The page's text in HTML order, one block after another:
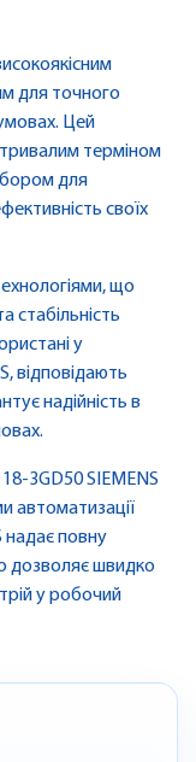
для точного
Цей
терміном
для
своїх
що
стабільність
у
відповідають
надійність в
3GD50 SIEMENS
автоматизації
надає повну
дозволяє швидко
у робочий